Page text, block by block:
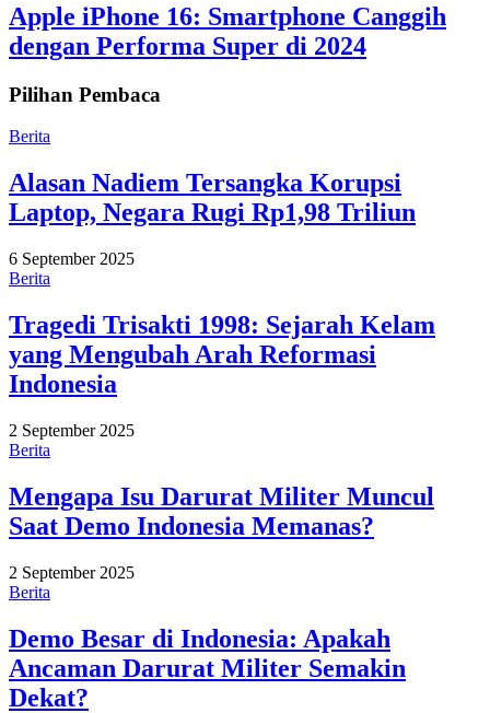
Apple iPhone 16: Smartphone Canggih
dengan Performa Super di 2024
Pilihan Pembaca
Berita
Alasan Nadiem Tersangka Korupsi
Laptop, Negara Rugi Rp1,98 Triliun
6 September 2025
Berita
Tragedi Trisakti 1998: Sejarah Kelam
yang Mengubah Arah Reformasi
Indonesia
2 September 2025
Berita
Mengapa Isu Darurat Militer Muncul
Saat Demo Indonesia Memanas?
2 September 2025
Berita
Demo Besar di Indonesia: Apakah
Ancaman Darurat Militer Semakin
Dekat?